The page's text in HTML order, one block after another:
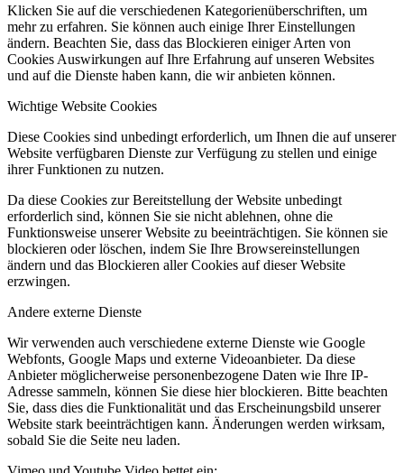
Klicken Sie auf die verschiedenen Kategorienüberschriften, um
mehr zu erfahren. Sie können auch einige Ihrer Einstellungen
ändern. Beachten Sie, dass das Blockieren einiger Arten von
Cookies Auswirkungen auf Ihre Erfahrung auf unseren Websites
und auf die Dienste haben kann, die wir anbieten können.
Wichtige Website Cookies
Diese Cookies sind unbedingt erforderlich, um Ihnen die auf unserer
Website verfügbaren Dienste zur Verfügung zu stellen und einige
ihrer Funktionen zu nutzen.
Da diese Cookies zur Bereitstellung der Website unbedingt
erforderlich sind, können Sie sie nicht ablehnen, ohne die
Funktionsweise unserer Website zu beeinträchtigen. Sie können sie
blockieren oder löschen, indem Sie Ihre Browsereinstellungen
ändern und das Blockieren aller Cookies auf dieser Website
erzwingen.
Andere externe Dienste
Wir verwenden auch verschiedene externe Dienste wie Google
Webfonts, Google Maps und externe Videoanbieter. Da diese
Anbieter möglicherweise personenbezogene Daten wie Ihre IP-
Adresse sammeln, können Sie diese hier blockieren. Bitte beachten
Sie, dass dies die Funktionalität und das Erscheinungsbild unserer
Website stark beeinträchtigen kann. Änderungen werden wirksam,
sobald Sie die Seite neu laden.